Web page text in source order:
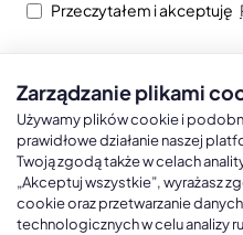
Przeczytałem i akceptuję
Kalendarze książkowe
Kalendarze książkowe A5
Kalendarze książkowe A4
Zarządzanie plikami
Używamy plików cookie i
prawidłowe działanie naszej
Twoją zgodą także w celach
„Akceptuj wszystkie”, wyrażasz
cookie oraz przetwarzanie
technologicznych w celu analizy